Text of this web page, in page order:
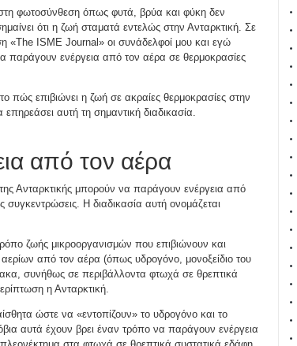
φωτοσύνθεση όπως φυτά, βρύα και φύκη δεν
ότι η ζωή σταματά εντελώς στην Ανταρκτική. Σε
«The ISME Journal» οι συνάδελφοί μου και εγώ
παράγουν ενέργεια από τον αέρα σε θερμοκρασίες
πώς επιβιώνει η ζωή σε ακραίες θερμοκρασίες στην
αυτή τη σημαντική διαδικασία.
από τον αέρα
Ανταρκτικής μπορούν να παράγουν ενέργεια από
Η διαδικασία αυτή ονομάζεται
ζωής μικροοργανισμών που επιβιώνουν και
από τον αέρα (όπως υδρογόνο, μονοξείδιο του
συνήθως σε περιβάλλοντα φτωχά σε θρεπτικά
η Ανταρκτική.
ώστε να «εντοπίζουν» το υδρογόνο και το
αυτά έχουν βρει έναν τρόπο να παράγουν ενέργεια
στα φτωχά σε θρεπτικά συστατικά εδάφη